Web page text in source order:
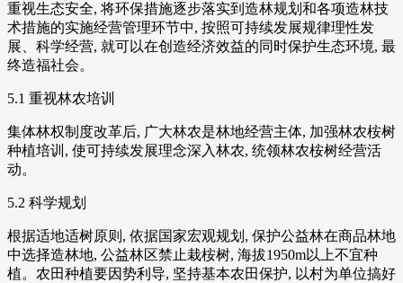
重视生态安全, 将环保措施逐步落实到造林规划和各项造林技
术措施的实施经营管理环节中, 按照可持续发展规律理性发
展、科学经营, 就可以在创造经济效益的同时保护生态环境, 最
终造福社会。
5.1 重视林农培训
集体林权制度改革后, 广大林农是林地经营主体, 加强林农桉树
种植培训, 使可持续发展理念深入林农, 统领林农桉树经营活
动。
5.2 科学规划
根据适地适树原则, 依据国家宏观规划, 保护公益林在商品林地
中选择造林地, 公益林区禁止栽桉树, 海拔1950m以上不宜种
植。农田种植要因势利导, 坚持基本农田保护, 以村为单位搞好